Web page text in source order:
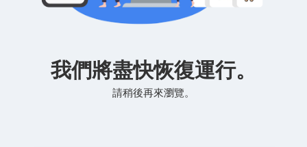
我們將盡快恢復運行。
請稍後再來瀏覽。